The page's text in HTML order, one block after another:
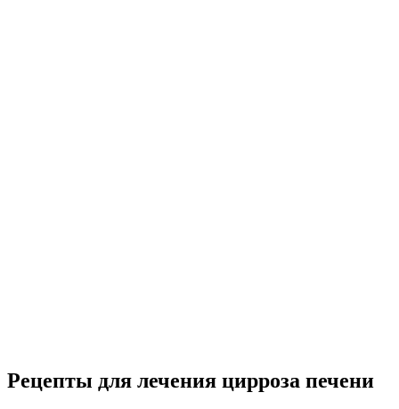
Рецепты для лечения цирроза печени